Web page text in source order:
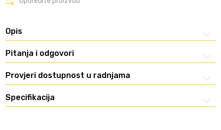
Opis
Pitanja i odgovori
Provjeri dostupnost u radnjama
Specifikacija